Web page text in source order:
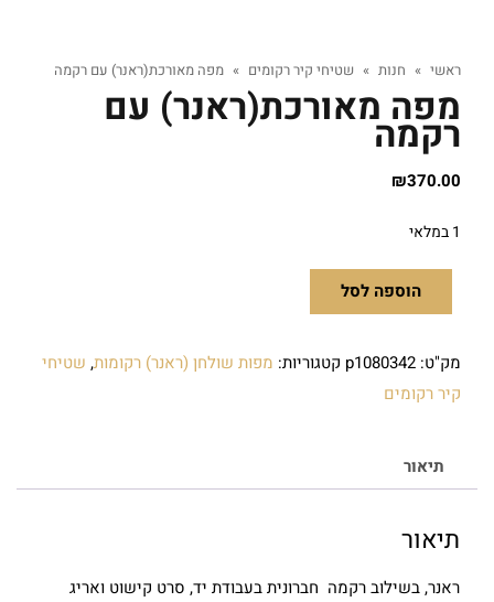
ראשי » חנות » שטיחי קיר רקומים » מפה מאורכת(ראנר) עם רקמה
מפה מאורכת(ראנר) עם
רקמה
₪370.00
1 במלאי
הוספה לסל
מק"ט: p1080342 קטגוריות: מפות שולחן (ראנר) רקומות, שטיחי
קיר רקומים
תיאור
תיאור
ראנר, בשילוב רקמה חברונית בעבודת יד, סרט קישוט ואריג